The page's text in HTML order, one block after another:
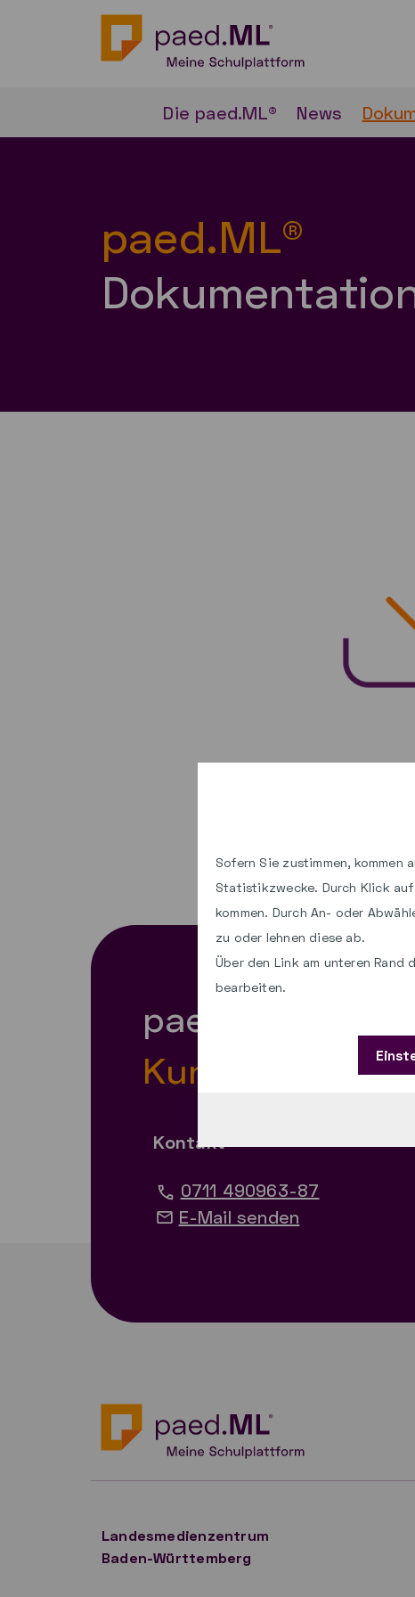
Sofern Sie zustimmen, kommen
Statistikzwecke. Durch Klick
kommen. Durch An- oder
zu oder lehnen diese ab.
Über den Link am unteren
bearbeiten.
Die paed.ML® News
paed.ML®
paed.ML®
Kontakt
0711 490963-87
E-Mail senden
Landesmedienzentrum
Baden-Württemberg